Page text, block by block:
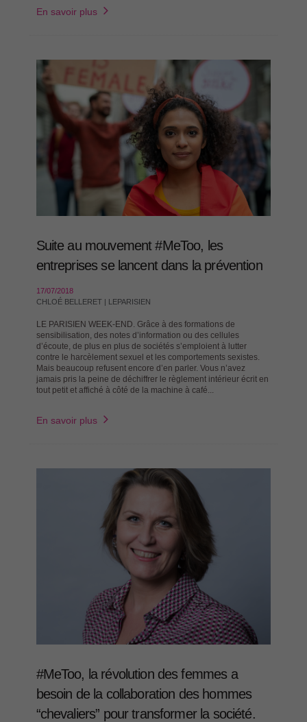
En savoir plus
Suite au mouvement #MeToo, les
entreprises se lancent dans la prévention
17/07/2018
CHLOÉ BELLERET | LEPARISIEN
LE PARISIEN WEEK-END. Grâce à des formations de
sensibilisation, des notes d’information ou des cellules
d’écoute, de plus en plus de sociétés s’emploient à lutter
contre le harcèlement sexuel et les comportements sexistes.
Mais beaucoup refusent encore d’en parler. Vous n’avez
jamais pris la peine de déchiffrer le règlement intérieur écrit en
tout petit et affiché à côté de la machine à café...
En savoir plus
#MeToo, la révolution des femmes a
besoin de la collaboration des hommes
“chevaliers” pour transformer la société.